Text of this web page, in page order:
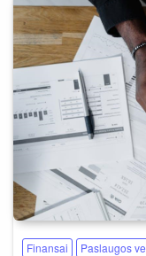
Finansai Paslaugos